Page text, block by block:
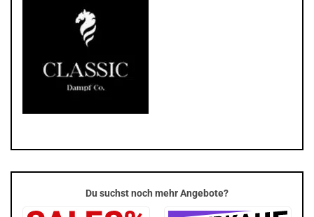
Du suchst noch mehr Angebote?